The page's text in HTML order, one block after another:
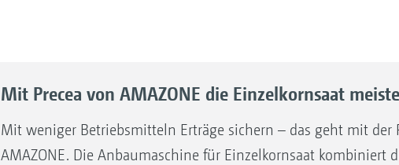
Mit Precea von AMAZONE die Einzelkornsaat
Mit weniger Betriebsmitteln Erträge sichern – das geht mit der
AMAZONE. Die Anbaumaschine für Einzelkornsaat kombiniert